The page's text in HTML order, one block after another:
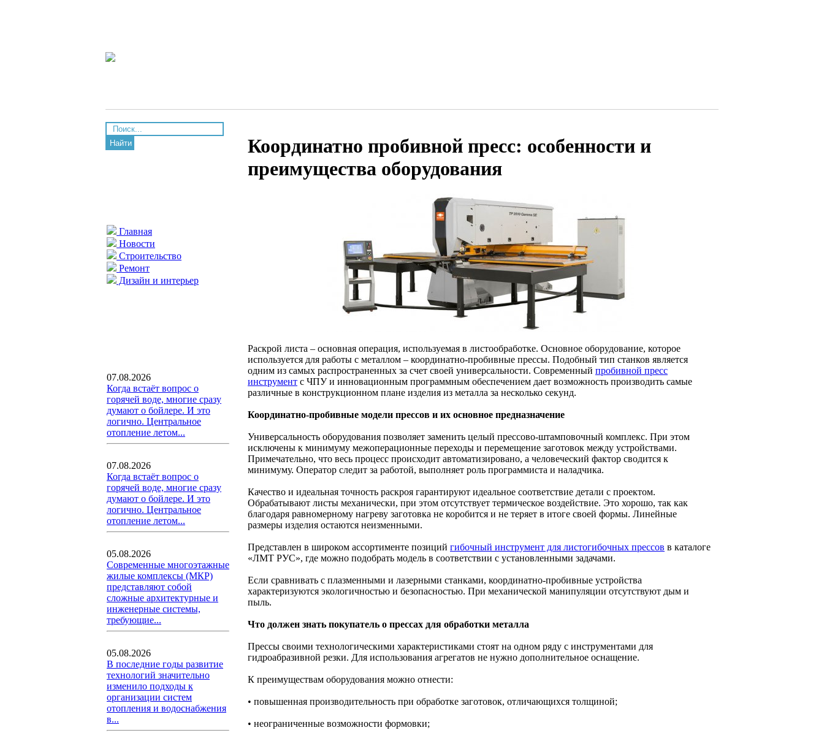
Найти
Главная
Новости
Строительство
Ремонт
Дизайн и интерьер
07.08.2026
Когда встаёт вопрос о
горячей воде, многие сразу
думают о бойлере. И это
логично. Центральное
отопление летом...
07.08.2026
Когда встаёт вопрос о
горячей воде, многие сразу
думают о бойлере. И это
логично. Центральное
отопление летом...
05.08.2026
Современные многоэтажные
жилые комплексы (МКР)
представляют собой
сложные архитектурные и
инженерные системы,
требующие...
05.08.2026
В последние годы развитие
технологий значительно
изменило подходы к
организации систем
отопления и водоснабжения
в...
Координатно пробивной пресс: особенности и
преимущества оборудования
Раскрой листа – основная операция, используемая в листообработке. Основное оборудование, которое
используется для работы с металлом – координатно-пробивные прессы. Подобный тип станков является
одним из самых распространенных за счет своей универсальности. Современный пробивной пресс
инструмент с ЧПУ и инновационным программным обеспечением дает возможность производить самые
различные в конструкционном плане изделия из металла за несколько секунд.
Координатно-пробивные модели прессов и их основное предназначение
Универсальность оборудования позволяет заменить целый прессово-штамповочный комплекс. При этом
исключены к минимуму межоперационные переходы и перемещение заготовок между устройствами.
Примечательно, что весь процесс происходит автоматизировано, а человеческий фактор сводится к
минимуму. Оператор следит за работой, выполняет роль программиста и наладчика.
Качество и идеальная точность раскроя гарантируют идеальное соответствие детали с проектом.
Обрабатывают листы механически, при этом отсутствует термическое воздействие. Это хорошо, так как
благодаря равномерному нагреву заготовка не коробится и не теряет в итоге своей формы. Линейные
размеры изделия остаются неизменными.
Представлен в широком ассортименте позиций гибочный инструмент для листогибочных прессов в каталоге
«ЛМТ РУС», где можно подобрать модель в соответствии с установленными задачами.
Если сравнивать с плазменными и лазерными станками, координатно-пробивные устройства
характеризуются экологичностью и безопасностью. При механической манипуляции отсутствуют дым и
пыль.
Что должен знать покупатель о прессах для обработки металла
Прессы своими технологическими характеристиками стоят на одном ряду с инструментами для
гидроабразивной резки. Для использования агрегатов не нужно дополнительное оснащение.
К преимуществам оборудования можно отнести:
• повышенная производительность при обработке заготовок, отличающихся толщиной;
• неограниченные возможности формовки;